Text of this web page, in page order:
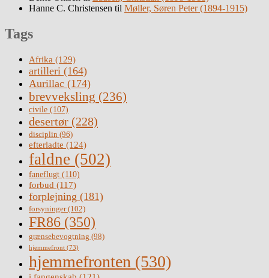
Hanne C. Christensen til Møller, Søren Peter (1894-1915)
Tags
Afrika (129)
artilleri (164)
Aurillac (174)
brevveksling (236)
civile (107)
desertør (228)
disciplin (96)
efterladte (124)
faldne (502)
faneflugt (110)
forbud (117)
forplejning (181)
forsyninger(102)
FR86 (350)
grænsebevogtning (98)
hjemmefront (73)
hjemmefronten (530)